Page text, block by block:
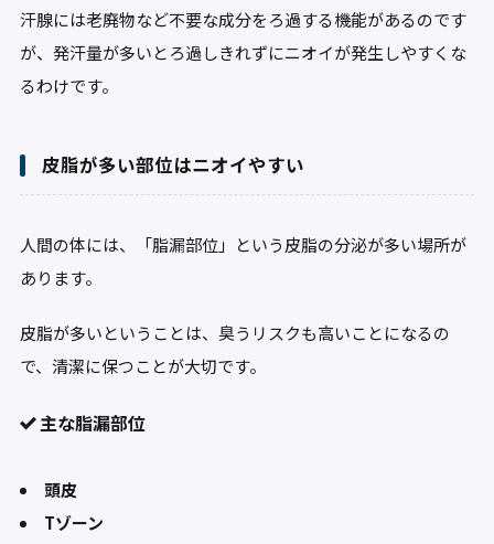
汗腺には老廃物など不要な成分をろ過する機能があるのです
が、発汗量が多いとろ過しきれずにニオイが発生しやすくな
るわけです。
皮脂が多い部位はニオイやすい
人間の体には、「脂漏部位」という皮脂の分泌が多い場所が
あります。
皮脂が多いということは、臭うリスクも高いことになるの
で、清潔に保つことが大切です。
主な脂漏部位
頭皮
Tゾーン